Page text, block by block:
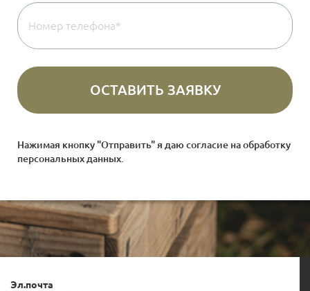
Нажимая кнопку "Отправить" я даю согласие наобработку
персональных данных
Эл.почта